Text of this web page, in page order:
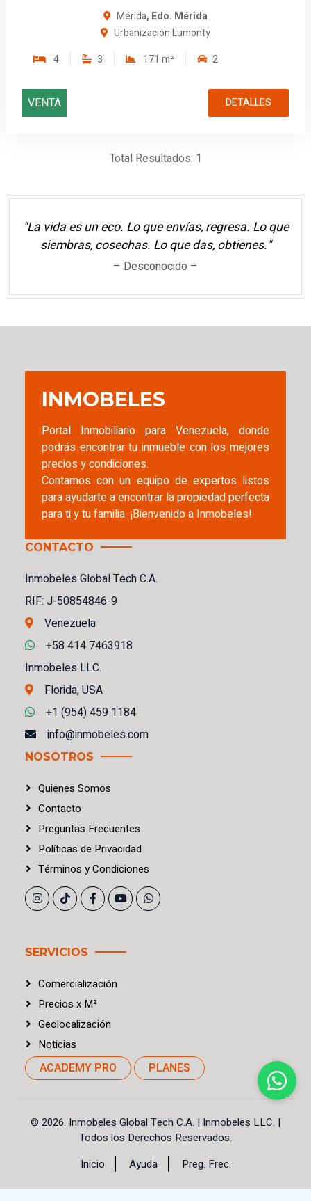
Mérida, Edo. Mérida
Urbanización Lumonty
4
3 171 m² 2
VENTA DETALLES
Total Resultados: 1
"La vida es un eco. Lo que envías, regresa. Lo que
siembras, cosechas. Lo que das, obtienes."
– Desconocido –
INMOBELES
Portal Inmobiliario para Venezuela, donde
podrás encontrar tu inmueble con los mejores
precios y condiciones.
Contamos con un equipo de expertos listos
para ayudarte a encontrar la propiedad perfecta
para ti y tu familia. ¡Bienvenido a Inmobeles!
CONTACTO
Inmobeles Global Tech C.A.
RIF: J-50854846-9
Venezuela
+58 414 7463918
Inmobeles LLC.
Florida, USA
+1 (954) 459 1184
info@inmobeles.com
NOSOTROS
Quienes Somos
Contacto
Preguntas Frecuentes
Políticas de Privacidad
Términos yCondiciones
SERVICIOS
Comercialización
Precios x M²
Geolocalización
Noticias
ACADEMY PRO PLANES
© 2026. Inmobeles Global Tech C.A. | Inmobeles LLC. |
Todos los Derechos Reservados.
Inicio
Ayuda Preg. Frec.